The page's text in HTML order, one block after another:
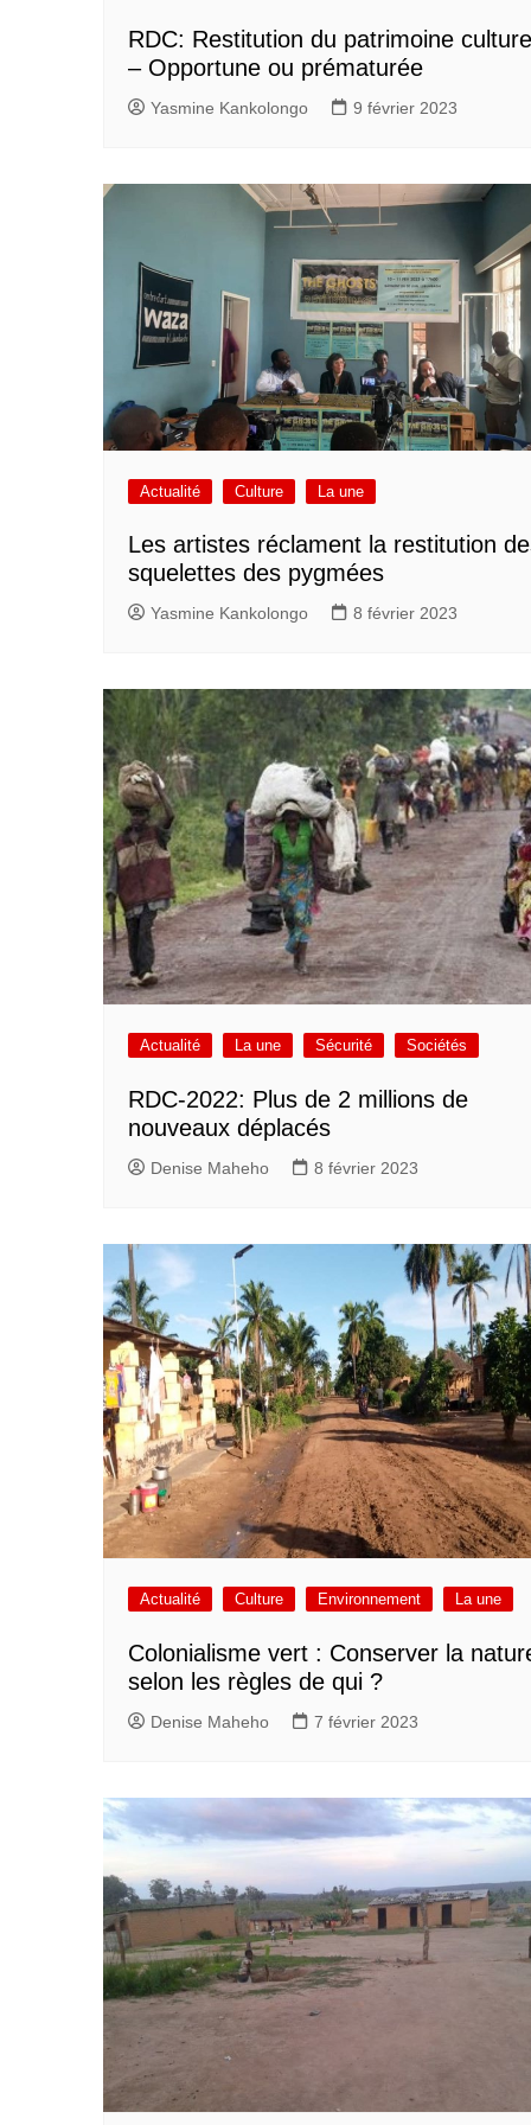
RDC: Restitution du patrimoine
– Opportune ou prématurée
Yasmine Kankolongo 9 février 2023
Actualité Culture La une
Les artistes réclament la restitution
squelettes des pygmées
Yasmine Kankolongo 8 février 2023
Actualité La une Sécurité Sociétés
RDC-2022: Plus de 2 millions de
nouveaux déplacés
Denise Maheho 8 février 2023
Actualité Culture Environnement La une
Colonialisme vert : Conserver la
selon les règles de qui ?
Denise Maheho 7 février 2023